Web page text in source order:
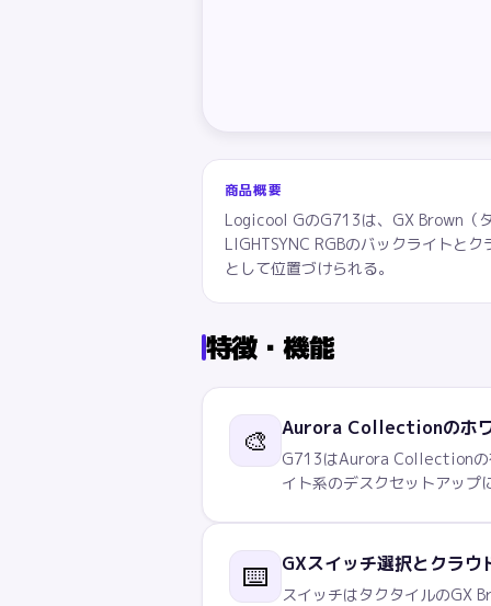
商品概要
Logicool GのG713は、GX Brown（
LIGHTSYNC RGBのバックライトと
として位置づけられる。
特徴・機能
🎨 Aurora Collectionのホ
G713はAurora Collectionの
イト系のデスクセットアップ
⌨️ GXスイッチ選択とクラウ
スイッチはタクタイルのGX